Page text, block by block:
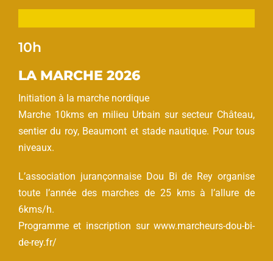
10h
LA MARCHE 2026
Initiation à la marche nordique
Marche 10kms en milieu Urbain sur secteur Château,
sentier du roy, Beaumont et stade nautique. Pour tous
niveaux.
L’association jurançonnaise Dou Bi de Rey organise
toute l’année des marches de 25 kms à l’allure de
6kms/h.
Programme et inscription surwww.marcheurs-dou-bi-
de-rey.fr/